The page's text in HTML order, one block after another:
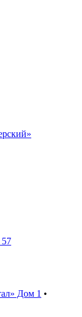
Дом 1 •